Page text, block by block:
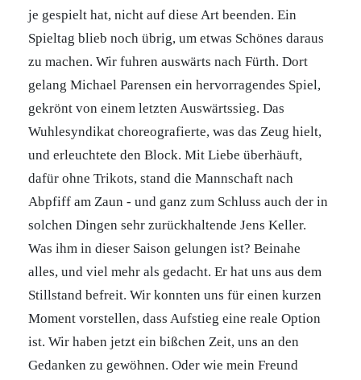
je gespielt hat, nicht auf diese Art beenden. Ein
Spieltag blieb noch übrig, um etwas Schönes daraus
zu machen. Wir fuhren auswärts nach Fürth. Dort
gelang Michael Parensen ein hervorragendes Spiel,
gekrönt von einem letzten Auswärtssieg. Das
Wuhlesyndikat choreografierte, was das Zeug hielt,
und erleuchtete den Block. Mit Liebe überhäuft,
dafür ohne Trikots, stand die Mannschaft nach
Abpfiff am Zaun - und ganz zum Schluss auch der in
solchen Dingen sehr zurückhaltende Jens Keller.
Was ihm in dieser Saison gelungen ist? Beinahe
alles, und viel mehr als gedacht. Er hat uns aus dem
Stillstand befreit. Wir konnten uns für einen kurzen
Moment vorstellen, dass Aufstieg eine reale Option
ist. Wir haben jetzt ein bißchen Zeit, uns an den
Gedanken zu gewöhnen. Oder wie mein Freund